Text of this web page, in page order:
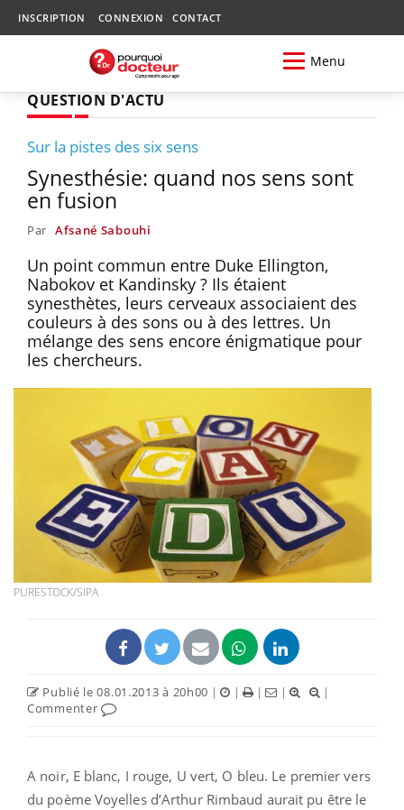
INSCRIPTION CONNEXION CONTACT
Menu
QUESTION D'ACTU
Sur la pistes des six sens
Synesthésie: quand nos sens sont
en fusion
Par Afsané Sabouhi
Un point commun entre Duke Ellington,
Nabokov et Kandinsky ? Ils étaient
synesthètes, leurs cerveaux associaient des
couleurs à des sons ou à des lettres. Un
mélange des sens encore énigmatique pour
les chercheurs.
PURESTOCK/SIPA
Publié le 08.01.2013 à 20h00 | | | |
|
Commenter
A noir, E blanc, I rouge, U vert, O bleu. Le premier vers
du poème Voyelles d’Arthur Rimbaud aurait pu être le